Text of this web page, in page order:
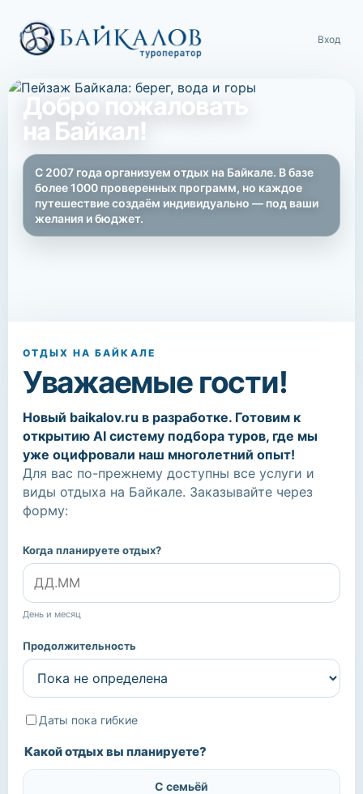
Вход
Добро пожаловать
на Байкал!
С 2007 года организуем отдых на Байкале. В базе
более 1000 проверенных программ, но каждое
путешествие создаём индивидуально — под ваши
желания и бюджет.
ОТДЫХ НА БАЙКАЛЕ
Уважаемые гости!
Новый baikalov.ru в разработке. Готовим к
открытию AI систему подбора туров, где мы
уже оцифровали наш многолетний опыт!
Для вас по-прежнему доступны все услуги и
виды отдыха на Байкале. Заказывайте через
форму:
Когда планируете отдых?
День и месяц
Продолжительность
Даты пока гибкие
Какой отдых вы планируете?
С семьёй